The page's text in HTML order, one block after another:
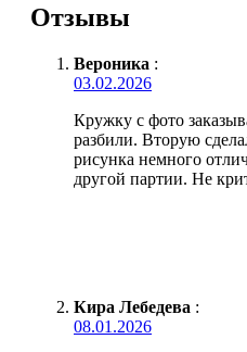
Отзывы
Вероника :
03.02.2026
Кружку с фото
разбили. Вторую
рисунка немного
другой партии. Не
Кира Лебедева :
08.01.2026